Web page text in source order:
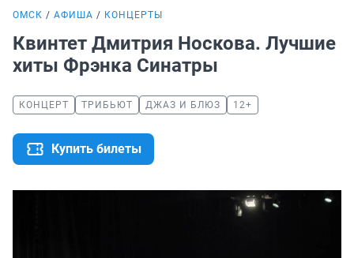
ОМСК АФИША КОНЦЕРТЫ
Квинтет Дмитрия Носкова. Лучшие
хиты Фрэнка Синатры
КОНЦЕРТ ТРИБЬЮТ ДЖАЗ И БЛЮЗ 12+
Купить билеты